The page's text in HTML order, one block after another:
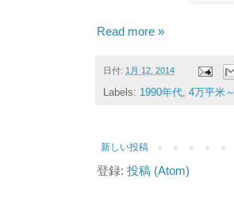
Read more »
日付: 1月 12, 2014
Labels: 1990年代 4万平米～
新しい投稿
登録: 投稿 (Atom)